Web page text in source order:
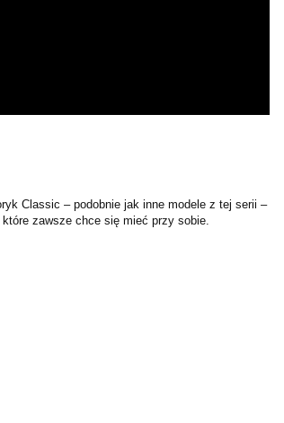
Classic – podobnie jak inne modele z tej serii –
zawsze chce się mieć przy sobie.